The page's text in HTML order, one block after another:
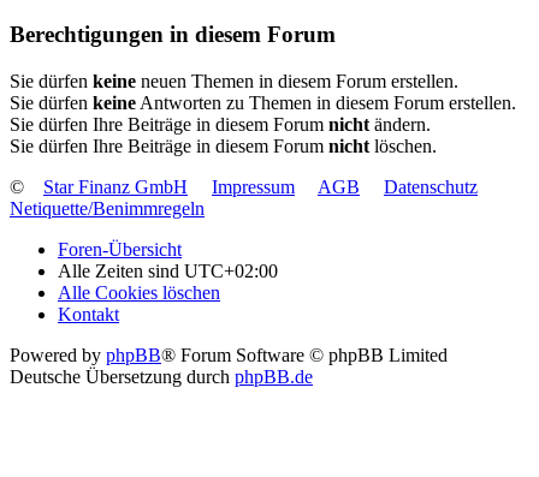
Berechtigungen in diesem Forum
Sie dürfen keine neuen Themen in diesem Forum erstellen.
Sie dürfen keine Antworten zu Themen in diesem Forum erstellen.
Sie dürfen Ihre Beiträge in diesem Forum nicht ändern.
Sie dürfen Ihre Beiträge in diesem Forum nicht löschen.
©
Star Finanz GmbH Impressum AGB
Datenschutz
Netiquette/Benimmregeln
Foren-Übersicht
Alle Zeiten sind UTC+02:00
Alle Cookies löschen
Kontakt
Powered by phpBB® Forum Software © phpBB Limited
Deutsche Übersetzung durch phpBB.de